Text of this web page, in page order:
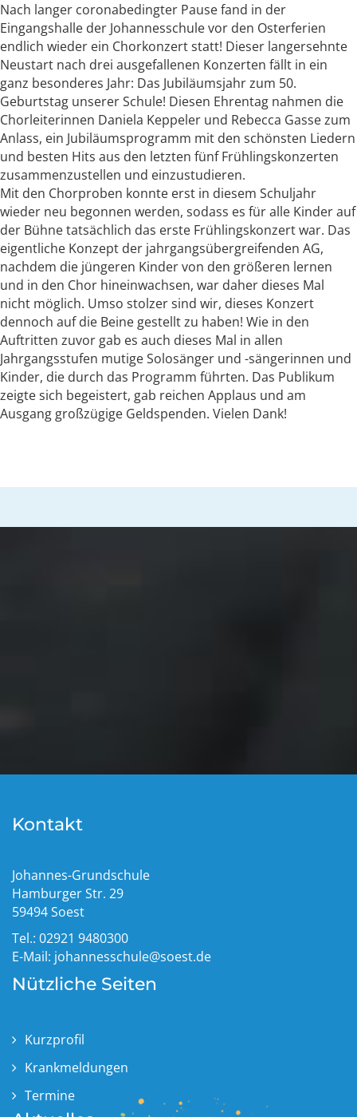
Nach langer coronabedingter Pause fand in der
Eingangshalle der Johannesschule vor den Osterferien
endlich wieder ein Chorkonzert statt! Dieser langersehnte
Neustart nach drei ausgefallenen Konzerten fällt in ein
ganz besonderes Jahr: Das Jubiläumsjahr zum 50.
Geburtstag unserer Schule! Diesen Ehrentag nahmen die
Chorleiterinnen Daniela Keppeler und Rebecca Gasse zum
Anlass, ein Jubiläumsprogramm mit den schönsten Liedern
und besten Hits aus den letzten fünf Frühlingskonzerten
zusammenzustellen und einzustudieren.
Mit den Chorproben konnte erst in diesem Schuljahr
wieder neu begonnen werden, sodass es für alle Kinder auf
der Bühne tatsächlich das erste Frühlingskonzert war. Das
eigentliche Konzept der jahrgangsübergreifenden AG,
nachdem die jüngeren Kinder von den größeren lernen
und in den Chor hineinwachsen, war daher dieses Mal
nicht möglich. Umso stolzer sind wir, dieses Konzert
dennoch auf die Beine gestellt zu haben! Wie in den
Auftritten zuvor gab es auch dieses Mal in allen
Jahrgangsstufen mutige Solosänger und -sängerinnen und
Kinder, die durch das Programm führten. Das Publikum
zeigte sich begeistert, gab reichen Applaus und am
Ausgang großzügige Geldspenden. Vielen Dank!
Kontakt
Johannes-Grundschule
Hamburger Str. 29
59494 Soest
Tel.: 02921 9480300
E-Mail: johannesschule@soest.de
Nützliche Seiten
Kurzprofil
Krankmeldungen
Termine